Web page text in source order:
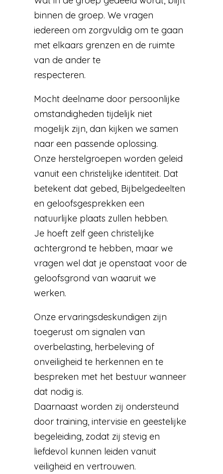
binnen de groep. We vragen
iedereen om zorgvuldig om te gaan
met elkaars grenzen en de ruimte
van de ander te
respecteren.
Mocht deelname door persoonlijke
omstandigheden tijdelijk niet
mogelijk zijn, dan kijken we samen
naar een passende oplossing.
Onze herstelgroepen worden geleid
vanuit een christelijke identiteit. Dat
betekent dat gebed, Bijbelgedeelten
en geloofsgesprekken een
natuurlijke plaats zullen hebben.
Je hoeft zelf geen christelijke
achtergrond te hebben, maar we
vragen wel dat je openstaat voor de
geloofsgrond van waaruit we
werken.
Onze ervaringsdeskundigen zijn
toegerust om signalen van
overbelasting, herbeleving of
onveiligheid te herkennen en te
bespreken met het bestuur wanneer
dat nodig is.
Daarnaast worden zij ondersteund
door training, intervisie en geestelijke
begeleiding, zodat zij stevig en
liefdevol kunnen leiden vanuit
veiligheid en vertrouwen.